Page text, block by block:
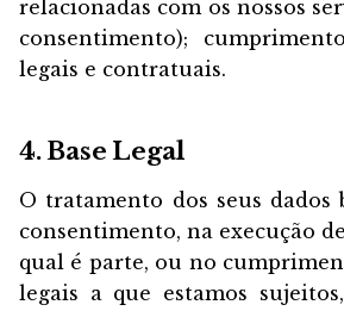
relacionadas com os nossos
consentimento);
legais e contratuais.
4. Base Legal
O tratamento dos seus dados
consentimento, na execução
qual é parte, ou no
legais a que estamos